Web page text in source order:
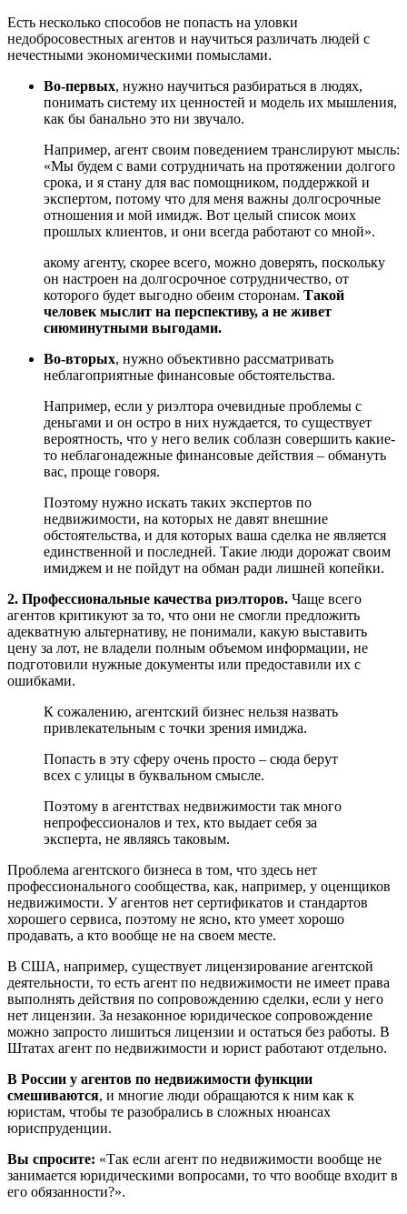
Есть несколько способов не попасть на уловки
недобросовестных агентов и научиться различать людей с
нечестными экономическими помыслами.
Во-первых, нужно научиться разбираться в людях,
понимать систему их ценностей и модель их мышления,
как бы банально это ни звучало.
Например, агент своим поведением транслируют мысль:
«Мы будем с вами сотрудничать на протяжении долгого
срока, и я стану для вас помощником, поддержкой и
экспертом, потому что для меня важны долгосрочные
отношения и мой имидж. Вот целый список моих
прошлых клиентов, и они всегда работают со мной».
акому агенту, скорее всего, можно доверять, поскольку
он настроен на долгосрочное сотрудничество, от
которого будет выгодно обеим сторонам. Такой
человек мыслит на перспективу, а не живет
сиюминутными выгодами.
Во-вторых, нужно объективно рассматривать
неблагоприятные финансовые обстоятельства.
Например, если у риэлтора очевидные проблемы с
деньгами и он остро в них нуждается, то существует
вероятность, что у него велик соблазн совершить какие-
то неблагонадежные финансовые действия – обмануть
вас, проще говоря.
Поэтому нужно искать таких экспертов по
недвижимости, на которых не давят внешние
обстоятельства, и для которых ваша сделка не является
единственной и последней. Такие люди дорожат своим
имиджем и не пойдут на обман ради лишней копейки.
2. Профессиональные качества риэлторов. Чаще всего
агентов критикуют за то, что они не смогли предложить
адекватную альтернативу, не понимали, какую выставить
цену за лот, не владели полным объемом информации, не
подготовили нужные документы или предоставили их с
ошибками.
К сожалению, агентский бизнес нельзя назвать
привлекательным с точки зрения имиджа.
Попасть в эту сферу очень просто – сюда берут
всех с улицы в буквальном смысле.
Поэтому в агентствах недвижимости так много
непрофессионалов и тех, кто выдает себя за
эксперта, не являясь таковым.
Проблема агентского бизнеса в том, что здесь нет
профессионального сообщества, как, например, у оценщиков
недвижимости. У агентов нет сертификатов и стандартов
хорошего сервиса, поэтому не ясно, кто умеет хорошо
продавать, а кто вообще не на своем месте.
В США, например, существует лицензирование агентской
деятельности, то есть агент по недвижимости не имеет права
выполнять действия по сопровождению сделки, если у него
нет лицензии. За незаконное юридическое сопровождение
можно запросто лишиться лицензии и остаться без работы. В
Штатах агент по недвижимости и юрист работают отдельно.
В России у агентов по недвижимости функции
смешиваются, и многие люди обращаются к ним как к
юристам, чтобы те разобрались в сложных нюансах
юриспруденции.
Вы спросите: «Так если агент по недвижимости вообще не
занимается юридическими вопросами, то что вообще входит в
его обязанности?».